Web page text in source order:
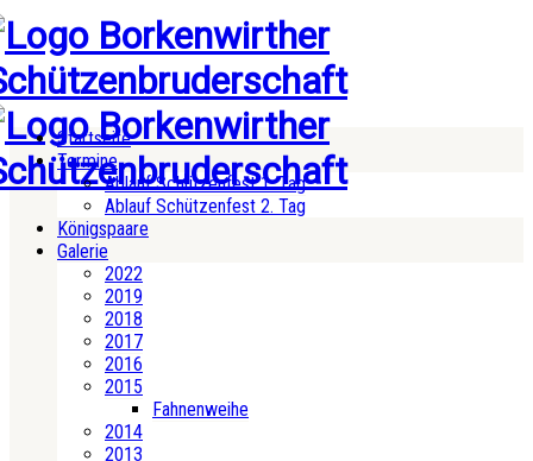
Startseite
Termine
Ablauf Schützenfest 1. Tag
Ablauf Schützenfest 2. Tag
Königspaare
Galerie
2022
2019
2018
2017
2016
2015
Fahnenweihe
2014
2013